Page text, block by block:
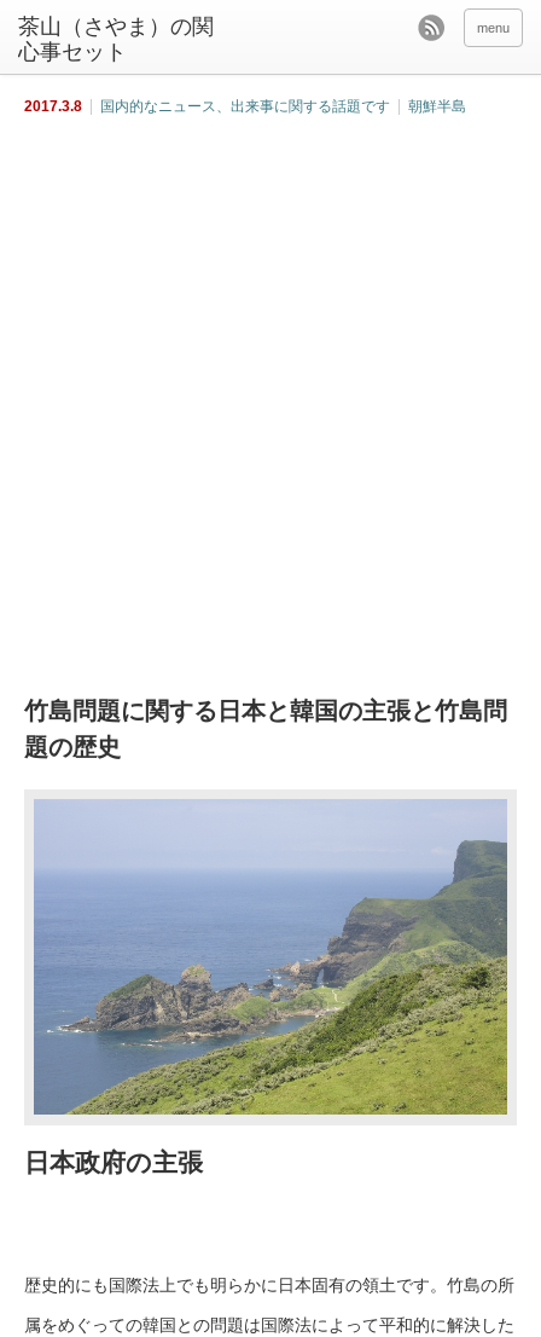
茶山（さやま）の関
心事セット
menu
2017.3.8 国内的なニュース、出来事に関する話題です 朝鮮半島
竹島問題に関する日本と韓国の主張と竹島問
題の歴史
日本政府の主張
歴史的にも国際法上でも明らかに日本固有の領土です。竹島の所
属をめぐっての韓国との問題は国際法によって平和的に解決した